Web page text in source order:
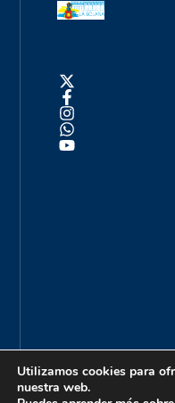
Utilizamos cookies para
nuestra web.